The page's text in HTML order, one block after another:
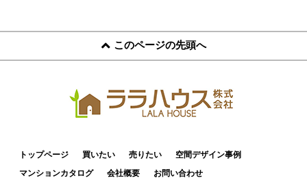
このページの先頭へ
トップページ 買いたい 売りたい
空間デザイン事例
マンションカタログ
会社概要 お問い合わせ